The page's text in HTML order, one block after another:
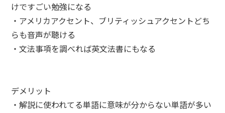
けですごい勉強になる
・アメリカアクセント、ブリティッシュアクセントどち
らも音声が聴ける
・文法事項を調べれば英文法書にもなる
デメリット
・解説に使われてる単語に意味が分からない単語が多い